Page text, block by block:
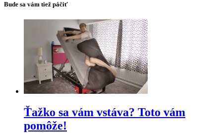
Bude sa vám tiež páčiť
Ťažko sa vám vstáva? Toto vám
pomôže!